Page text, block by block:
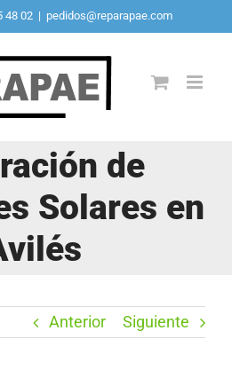
48 02 | pedidos@reparapae.com
de
Solares en
Anterior Siguiente